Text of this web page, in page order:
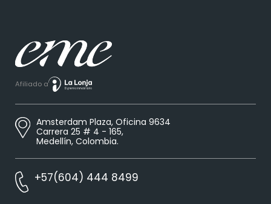
Afiliado a
Amsterdam Plaza, Oficina 9634
Carrera 25 # 4 - 165,
Medellín, Colombia.
+57(604) 444 8499